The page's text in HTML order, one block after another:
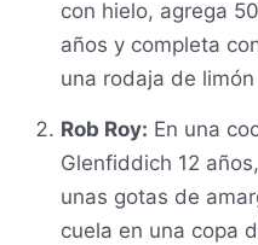
con hielo, agrega
años y completa
una rodaja de
Rob Roy: En una
Glenfiddich 12
unas gotas de
cuela en una copa